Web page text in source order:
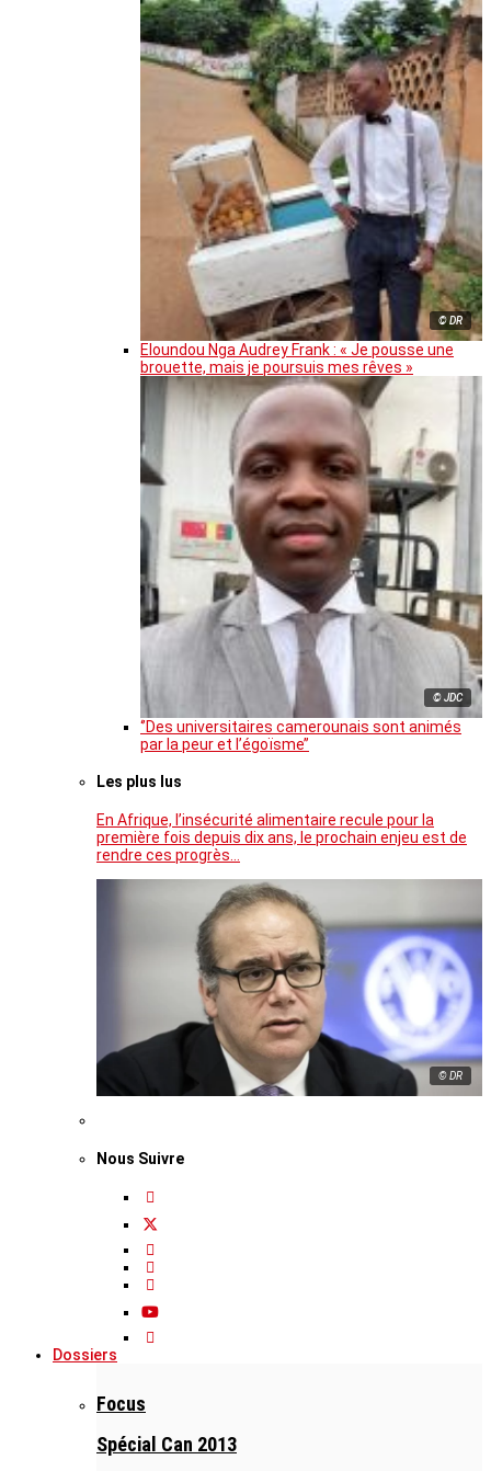
© DR
Eloundou Nga Audrey Frank : « Je pousse une
brouette, mais je poursuis mes rêves »
© JDC
‘’Des universitaires camerounais sont animés
par la peur et l’égoïsme’’
Les plus lus
En Afrique, l’insécurité alimentaire recule pour la
première fois depuis dix ans, le prochain enjeu est de
rendre ces progrès…
© DR
Nous Suivre
Dossiers
Focus
Spécial Can 2013